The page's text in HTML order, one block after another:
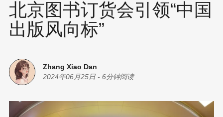
北京图书订货会引领“中国
出版风向标”
Zhang Xiao Dan
2024年06月25日 - 6分钟阅读